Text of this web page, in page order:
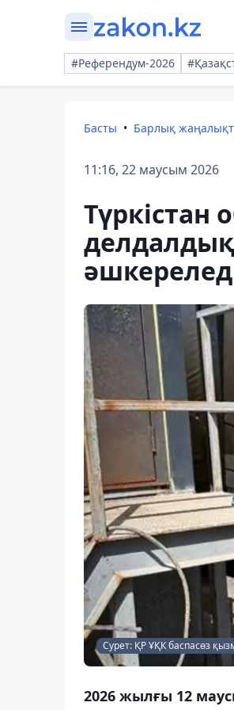
#Референдум-2026
Басты Барлық
11:16, 22 маусым 2026
Түркістан
Сурет: ҚР ҰҚК баспасөз
2026 жылғы 12